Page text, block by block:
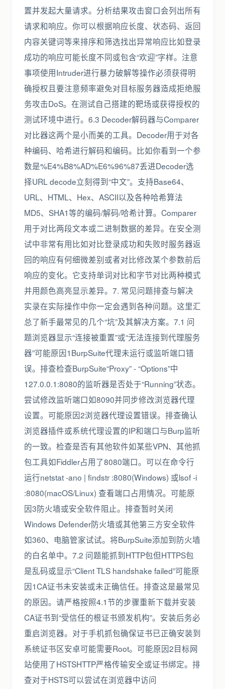
置并发起大量请求。分析结果攻击窗口会列出所有
请求和响应。你可以根据响应长度、状态码、返回
内容关键词等来排序和筛选找出异常响应比如登录
成功的响应可能长度不同或包含“欢迎”字样。注意
事项使用Intruder进行暴力破解等操作必须获得明
确授权且要注意频率避免对目标服务器造成拒绝服
务攻击DoS。在测试自己搭建的靶场或获得授权的
测试环境中进行。6.3 Decoder解码器与Comparer
对比器这两个是小而美的工具。Decoder用于对各
种编码、哈希进行解码和编码。比如你看到一个参
数是%E4%B8%AD%E6%96%87丢进Decoder选
择URL decode立刻得到“中文”。支持Base64、
URL、HTML、Hex、ASCII以及各种哈希算法
MD5、SHA1等的编码/解码/哈希计算。Comparer
用于对比两段文本或二进制数据的差异。在安全测
试中非常有用比如对比登录成功和失败时服务器返
回的响应有何细微差别或者对比修改某个参数前后
响应的变化。它支持单词对比和字节对比两种模式
并用颜色高亮显示差异。7. 常见问题排查与解决
实录在实际操作中你一定会遇到各种问题。这里汇
总了新手最常见的几个“坑”及其解决方案。7.1 问
题浏览器显示“连接被重置”或“无法连接到代理服务
器”可能原因1BurpSuite代理未运行或监听端口错
误。排查检查BurpSuite“Proxy” - “Options”中
127.0.0.1:8080的监听器是否处于“Running”状态。
尝试修改监听端口如8090并同步修改浏览器代理
设置。可能原因2浏览器代理设置错误。排查确认
浏览器插件或系统代理设置的IP和端口与Burp监听
的一致。检查是否有其他软件如某些VPN、其他抓
包工具如Fiddler占用了8080端口。可以在命令行
运行netstat -ano | findstr :8080(Windows) 或lsof -i
:8080(macOS/Linux) 查看端口占用情况。可能原
因3防火墙或安全软件阻止。排查暂时关闭
Windows Defender防火墙或其他第三方安全软件
如360、电脑管家试试。将BurpSuite添加到防火墙
的白名单中。7.2 问题能抓到HTTP包但HTTPS包
是乱码或显示“Client TLS handshake failed”可能原
因1CA证书未安装或未正确信任。排查这是最常见
的原因。请严格按照4.1节的步骤重新下载并安装
CA证书到“受信任的根证书颁发机构”。安装后务必
重启浏览器。对于手机抓包确保证书已正确安装到
系统证书区安卓可能需要Root。可能原因2目标网
站使用了HSTSHTTP严格传输安全或证书绑定。排
查对于HSTS可以尝试在浏览器中访问